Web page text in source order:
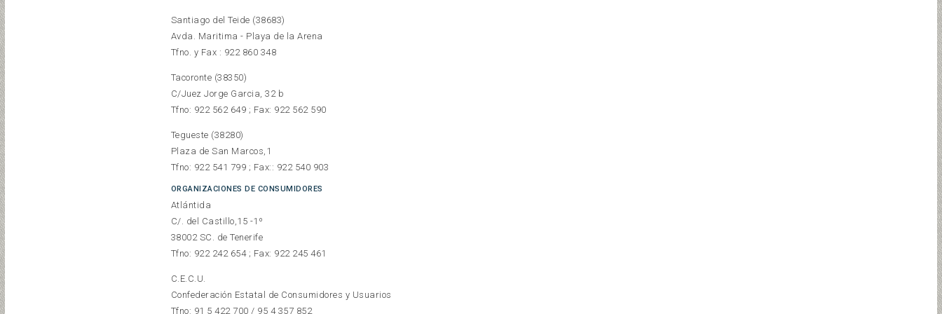
Santiago del Teide (38683)
Avda. Maritima - Playa de la Arena
Tfno. y Fax : 922 860 348
Tacoronte (38350)
C/Juez Jorge Garcia, 32 b
Tfno: 922 562 649 ; Fax: 922 562 590
Tegueste (38280)
Plaza de San Marcos,1
Tfno: 922 541 799 ; Fax:: 922 540 903
ORGANIZACIONES DE CONSUMIDORES
Atlántida
C/. del Castillo,15 -1º
38002 SC. de Tenerife
Tfno: 922 242 654 ; Fax: 922 245 461
C.E.C.U.
Confederación Estatal de Consumidores y Usuarios
Tfno: 91 5 422 700 / 95 4 357 852